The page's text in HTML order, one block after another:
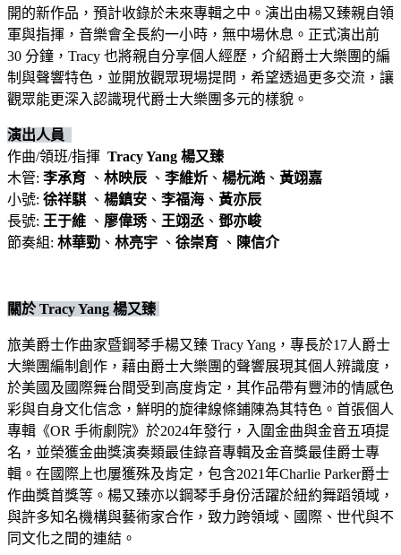
開的新作品，預計收錄於未來專輯之中。演出由楊又臻親自領
軍與指揮，音樂會全長約一小時，無中場休息。正式演出前
30 分鐘，Tracy 也將親自分享個人經歷，介紹爵士大樂團的編
制與聲響特色，並開放觀眾現場提問，希望透過更多交流，讓
觀眾能更深入認識現代爵士大樂團多元的樣貌。
演出人員
作曲/領班/指揮 Tracy Yang 楊又臻
木管: 李承育 、 林映辰 、 李維炘 、 楊杬澔 、 黃翊嘉
小號: 徐祥騏、 楊鎮安 、 李福海 、 黃亦辰
長號: 王于維 、 廖偉琇 、 王翊丞 、 鄧亦峻
節奏組: 林華勁 、 林亮宇 、 徐崇育 、 陳信介
關於 Tracy Yang 楊又臻
旅美爵士作曲家暨鋼琴手楊又臻 Tracy Yang，專長於17人爵士
大樂團編制創作，藉由爵士大樂團的聲響展現其個人辨識度，
於美國及國際舞台間受到高度肯定，其作品帶有豐沛的情感色
彩與自身文化信念，鮮明的旋律線條鋪陳為其特色。首張個人
專輯《OR 手術劇院》於2024年發行，入圍金曲與金音五項提
名，並榮獲金曲獎演奏類最佳錄音專輯及金音獎最佳爵士專
輯。在國際上也屢獲殊及肯定，包含2021年Charlie Parker爵士
作曲獎首獎等。楊又臻亦以鋼琴手身份活躍於紐約舞蹈領域，
與許多知名機構與藝術家合作，致力跨領域、國際、世代與不
同文化之間的連結。